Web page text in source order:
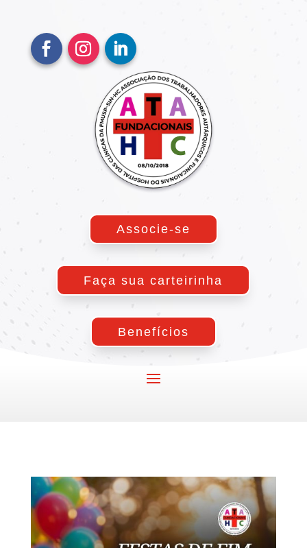
Associe-se
Faça sua carteirinha
Benefícios